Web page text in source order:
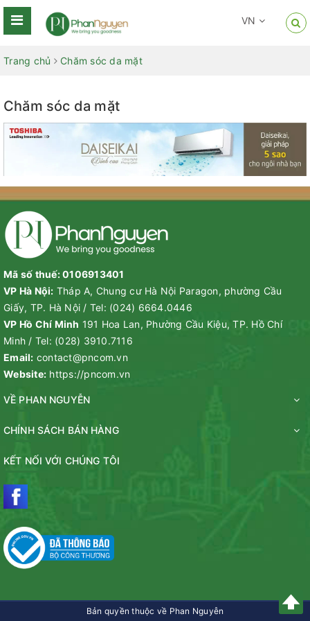
VN
Trang chủ Chăm sóc da mặt
Chăm sóc da mặt
Mã số thuế: 0106913401
VP Hà Nội: Tháp A, Chung cư Hà Nội Paragon, phường Cầu
Giấy, TP. Hà Nội / Tel: (024) 6664.0446
VP Hồ Chí Minh 191 Hoa Lan, Phường Cầu Kiệu, TP. Hồ Chí
Minh / Tel: (028) 3910.7116
Email: contact@pncom.vn
Website: https://pncom.vn
VỀ PHAN NGUYỄN
CHÍNH SÁCH BÁN HÀNG
KẾT NỐI VỚI CHÚNG TÔI
Bản quyền thuộc về Phan Nguyễn